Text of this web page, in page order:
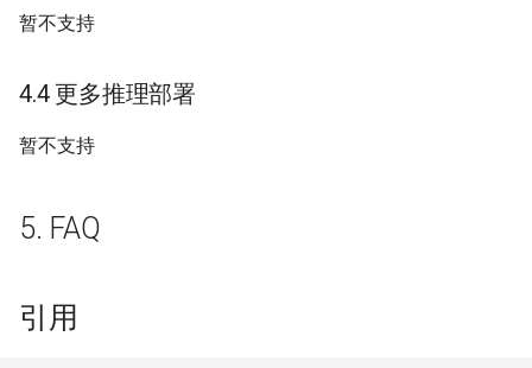
暂不支持
4.4 更多推理部署
暂不支持
5. FAQ
引用